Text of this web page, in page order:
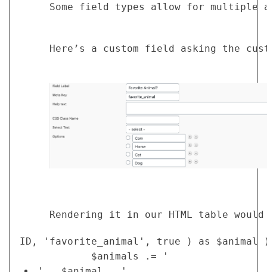
Some field types allow for
Here’s a custom field asking the
Rendering it in our HTML table
ID, 'favorite_animal', true ) as $animal
            $animals .= '